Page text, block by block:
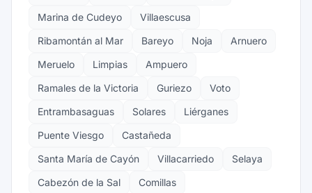
Marina de Cudeyo
Villaescusa
Ribamontán al Mar
Bareyo Noja
Arnuero
Meruelo
Limpias
Ampuero
Ramales de la Victoria
Guriezo
Voto
Entrambasaguas
Solares
Liérganes
Puente Viesgo
Castañeda
Santa María de Cayón
Villacarriedo
Selaya
Cabezón de la Sal
Comillas